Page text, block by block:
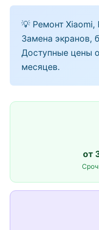
💡 Ремонт Xiaomi,
Замена экранов,
Доступные цены
месяцев.
от